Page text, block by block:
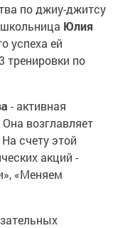
по джиу-джитсу
Юлия
успеха ей
тренировки по
- активная
возглавляет
счету этой
акций -
«Меняем